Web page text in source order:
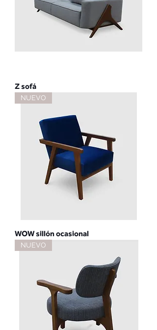
Z sofá
NUEVO
WOW sillón ocasional
NUEVO